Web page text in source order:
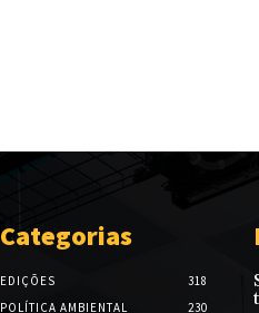
Categorias
EDIÇÕES
318
POLÍTICA AMBIENTAL
230